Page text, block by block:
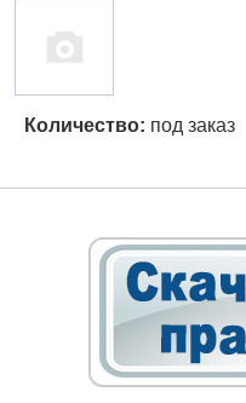
Количество: под заказ